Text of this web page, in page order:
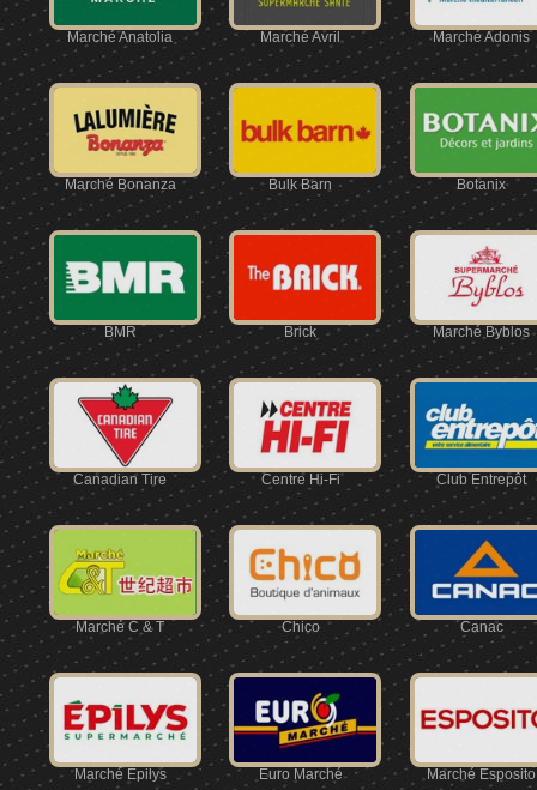
Marché Anatolia Marché Avril Marché Adonis
Marché Bonanza Bulk Barn Botanix
BMR Brick Marché Byblos
Canadian Tire Centre Hi-Fi Club Entrepôt
Marché C & T Chico Canac
Marché Épilys Euro Marché Marché Esposito